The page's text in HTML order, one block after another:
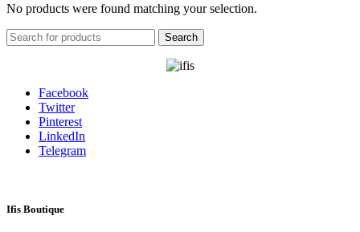
No products were found matching your selection.
Search
for:
Search
Facebook
Twitter
Pinterest
LinkedIn
Telegram
Ifis Boutique